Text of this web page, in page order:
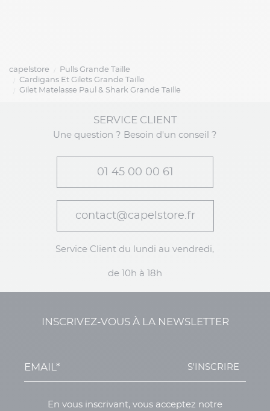
capelstore
Pulls Grande Taille
Cardigans Et Gilets Grande Taille
Gilet Matelasse Paul & Shark Grande Taille
SERVICE CLIENT
Une question ? Besoin d'un conseil ?
01 45 00 00 61
contact@capelstore.fr
Service Client du lundi au vendredi,
de 10h à 18h
INSCRIVEZ-VOUS À LA NEWSLETTER
S'INSCRIRE
En vous inscrivant, vous acceptez notre